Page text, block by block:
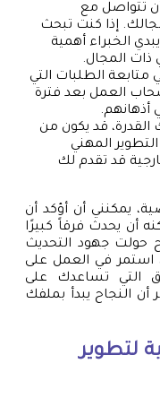
تتواصل مع
إذا كنت تبحث
الخبراء أهمية
ذات المجال.
متابعة الطلبات التي
العمل بعد فترة
القدرة، قد يكون من
المهني
قد تقدم لك
يمكنني أن أؤكد أن
أن يحدث فرقاً كبيرًا
جهود التحديث
استمر في العمل على
التي تساعدك على
النجاح يبدأ بملفك
لتطوير